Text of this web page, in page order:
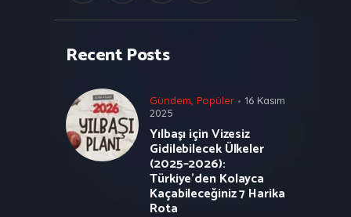
Recent Posts
Gündem, Popüler
16 Kasım
2025
Yılbaşı için Vizesiz
Gidilebilecek Ülkeler
(2025–2026):
Türkiye’den Kolayca
Kaçabileceğiniz 7 Harika
Rota